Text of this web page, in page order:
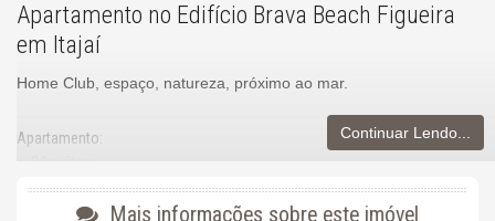
Apartamento no Edifício Brava Beach Figueira
em Itajaí
Home Club, espaço, natureza, próximo ao mar.
Apartamento:
04 suítes;
Continuar Lendo...
Mais informações sobre este imóvel